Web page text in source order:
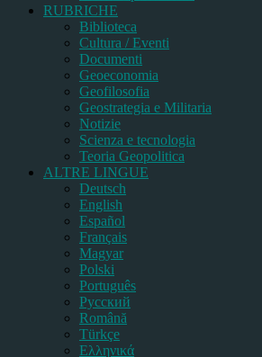
RUBRICHE
Biblioteca
Cultura / Eventi
Documenti
Geoeconomia
Geofilosofia
Geostrategia e Militaria
Notizie
Scienza e tecnologia
Teoria Geopolitica
ALTRE LINGUE
Deutsch
English
Español
Français
Magyar
Polski
Português
Pусский
Română
Türkçe
Ελληνικά